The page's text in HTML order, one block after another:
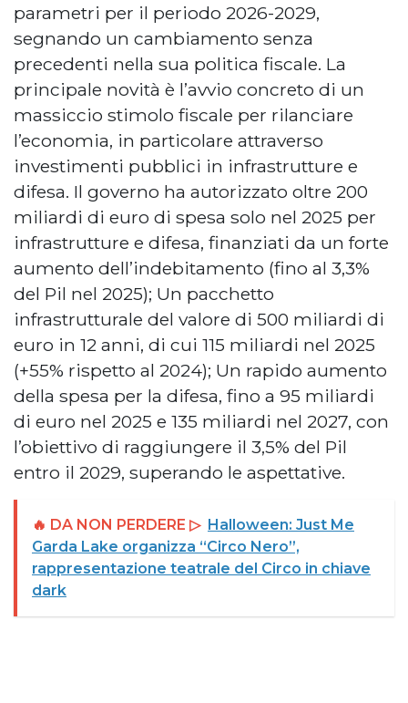
parametri per il periodo 2026-2029,
segnando un cambiamento senza
precedenti nella sua politica fiscale. La
principale novità è l’avvio concreto di un
massiccio stimolo fiscale per rilanciare
l’economia, in particolare attraverso
investimenti pubblici in infrastrutture e
difesa. Il governo ha autorizzato oltre 200
miliardi di euro di spesa solo nel 2025 per
infrastrutture e difesa, finanziati da un forte
aumento dell’indebitamento (fino al 3,3%
del Pil nel 2025); Un pacchetto
infrastrutturale del valore di 500 miliardi di
euro in 12 anni, di cui 115 miliardi nel 2025
(+55% rispetto al 2024); Un rapido aumento
della spesa per la difesa, fino a 95 miliardi
di euro nel 2025 e 135 miliardi nel 2027, con
l’obiettivo di raggiungere il 3,5% del Pil
entro il 2029, superando le aspettative.
🔥 DA NON PERDERE ▷ Halloween: Just Me
Garda Lake organizza “Circo Nero”,
rappresentazione teatrale del Circo in chiave
dark